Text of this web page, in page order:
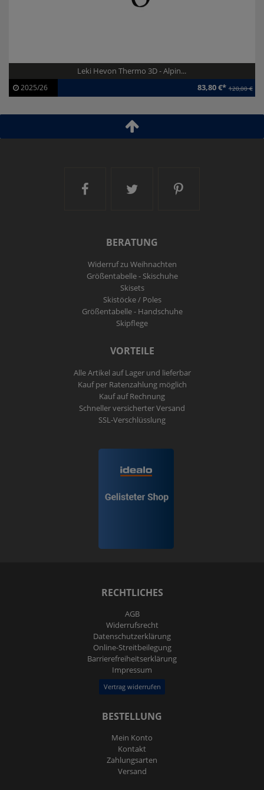
Leki Hevon Thermo 3D - Alpin...
Artikel-ID:
113750
2025/26 83,80 €* 120,00 €
Ski and More auf Facebook
Ski and More auf
Ski and More
BERATUNG
Widerruf zu Weihnachten
Größentabelle - Skischuhe
Skisets
Skistöcke / Poles
Größentabelle - Handschuhe
Skipflege
VORTEILE
Alle Artikel auf Lager und lieferbar
Kauf per Ratenzahlung möglich
Kauf auf Rechnung
Schneller versicherter Versand
SSL-Verschlüsslung
RECHTLICHES
AGB
Widerrufs­recht
Daten­schutz­erklärung
Online-Streitbeilegung
Barrierefreiheitserklärung
Impressum
Vertrag widerrufen
BESTELLUNG
Mein Konto
Kontakt
Zahlungsarten
Versand